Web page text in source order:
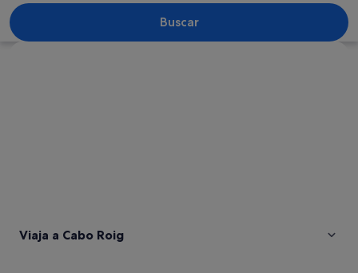
Un parque infantil con tobogán y
Buscar
Viaja a Cabo Roig